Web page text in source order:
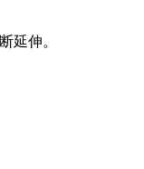
延伸。